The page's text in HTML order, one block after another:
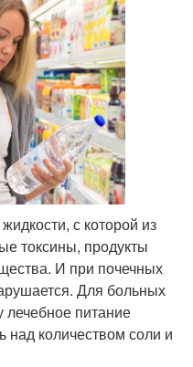
с которой из
токсины, продукты
И при почечных
Для больных
лечебное питание
над количеством соли и